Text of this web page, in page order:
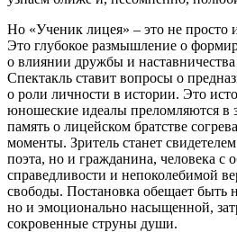
Но «Ученик лицея» – это не просто
Это глубокое размышление о
о влиянии дружбы и наставничества
Спектакль ставит вопросы о
о роли личности в истории. Это
юношеские идеалы преломляются в
память о лицейском братстве
моменты. Зритель станет
поэта, но и гражданина, человека с
справедливости и непоколебимой
свободы. Постановка обещает быть
но и эмоционально насыщенной,
сокровенные струны души.